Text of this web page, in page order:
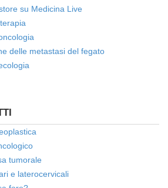
su Medicina Live
delle metastasi del fegato
tumorale
e laterocervicali